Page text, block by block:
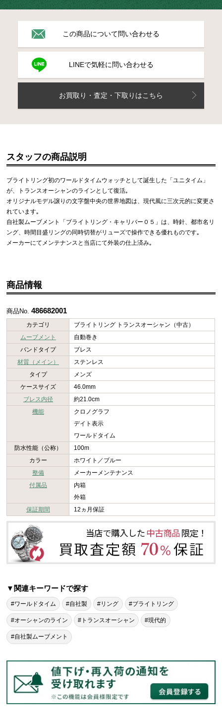
この商品について問い合わせる
LINEで気軽に問い合わせる
お買取り・査定・下取りはこちら
スタッフの商品説明
ブライトリング初のワールドタイムウォッチとして誕生した「ユニタイム」
が、トランスオーシャンのラインとして復活｡
オリジナルモデル譲りの文字盤中央の世界地図は、現代風に三次元的に変更さ
れています｡
自社製ムーブメント「ブライトリング・キャリバー０５」は、時針、都市名リ
ング、時間目盛リングの同時切替がリューズで操作できる優れものです｡
メーカーにてメンテナンスと当店にて外装の仕上済み｡
商品情報
商品No.486682001
カテゴリ
ブライトリング トランスオーシャン（中古）
ムーブメント
自動巻き
バンドタイプ
ブレス
材質（メイン）
ステンレス
タイプ
メンズ
ケースサイズ
46.0mm
ブレス内径
約21.0cm
機能
クロノグラフ
デイト表示
ワールドタイム
防水性能（公称）
100m
カラー
ホワイト／ブルー
整備
メーカーメンテナンス
付属品
内箱
外箱
保証期間
12ヵ月保証
▼関連キーワードで探す
#ワールドタイム #自社製 #リング #ブライトリング
#オーシャンのライン #トランスオーシャン #現代的
#自社製ムーブメント